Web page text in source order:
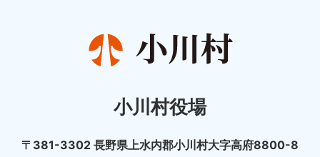
小川村役場
〒381-3302 長野県上水内郡小川村大字高府8800-8